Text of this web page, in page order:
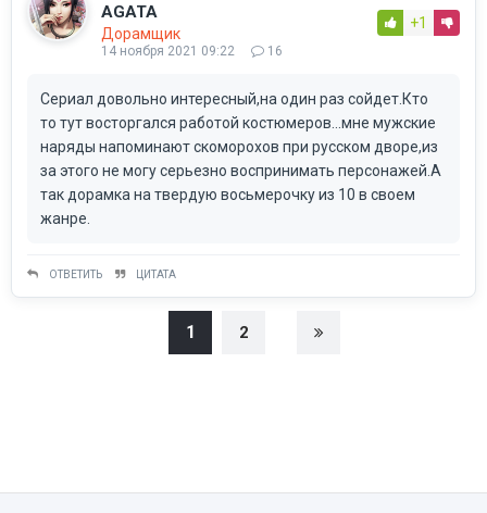
AGATA
Дорамщик
14 ноября 2021 09:22 16
+1
Сериал довольно интересный,на один раз сойдет.Кто
то тут восторгался работой костюмеров...мне мужские
наряды напоминают скоморохов при русском дворе,из
за этого не могу серьезно воспринимать персонажей.А
так дорамка на твердую восьмерочку из 10 в своем
жанре.
ОТВЕТИТЬ ЦИТАТА
1 2